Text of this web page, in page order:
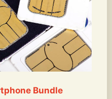
Bundle